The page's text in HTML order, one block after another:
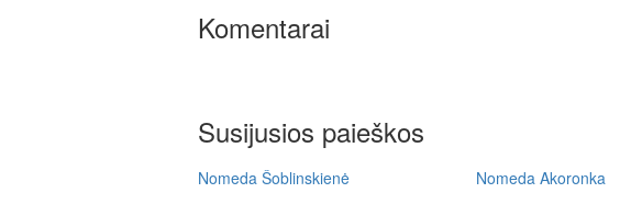
Komentarai
Susijusios paieškos
Nomeda Šoblinskienė Nomeda Akoronka